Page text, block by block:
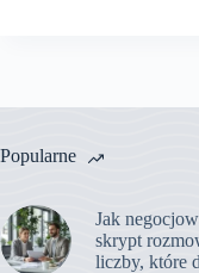
Popularne
Jak
skrypt
liczby, które